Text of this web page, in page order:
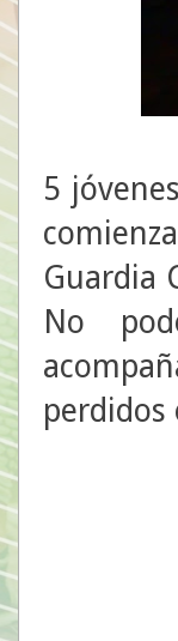
5
Guardia
No
perdidos